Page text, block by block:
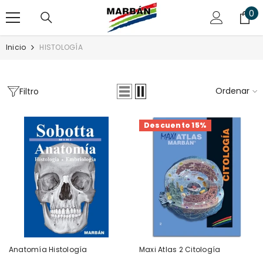
0
0
Inicio HISTOLOGÍA
Filtro Ordenar
Anatomía Histología
Descuento 15%
Maxi Atlas 2 Citología